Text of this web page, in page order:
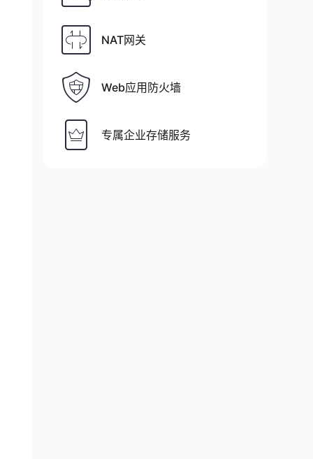
NAT网关
Web应用防火墙
专属企业存储服务